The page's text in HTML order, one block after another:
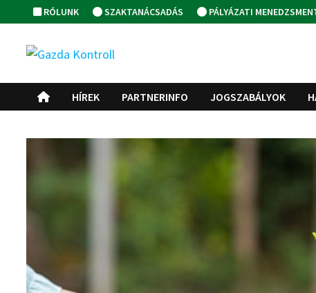
to
content
RÓLUNK SZAKTANÁCSADÁS PÁLYÁZATI
HÍREK PARTNERINFO JOGSZABÁLYOK